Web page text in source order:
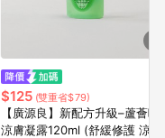
$125 (雙重省$79)
【廣源良】新配方升級–蘆薈曬後
涼膚凝露120ml (舒緩修護 涼感